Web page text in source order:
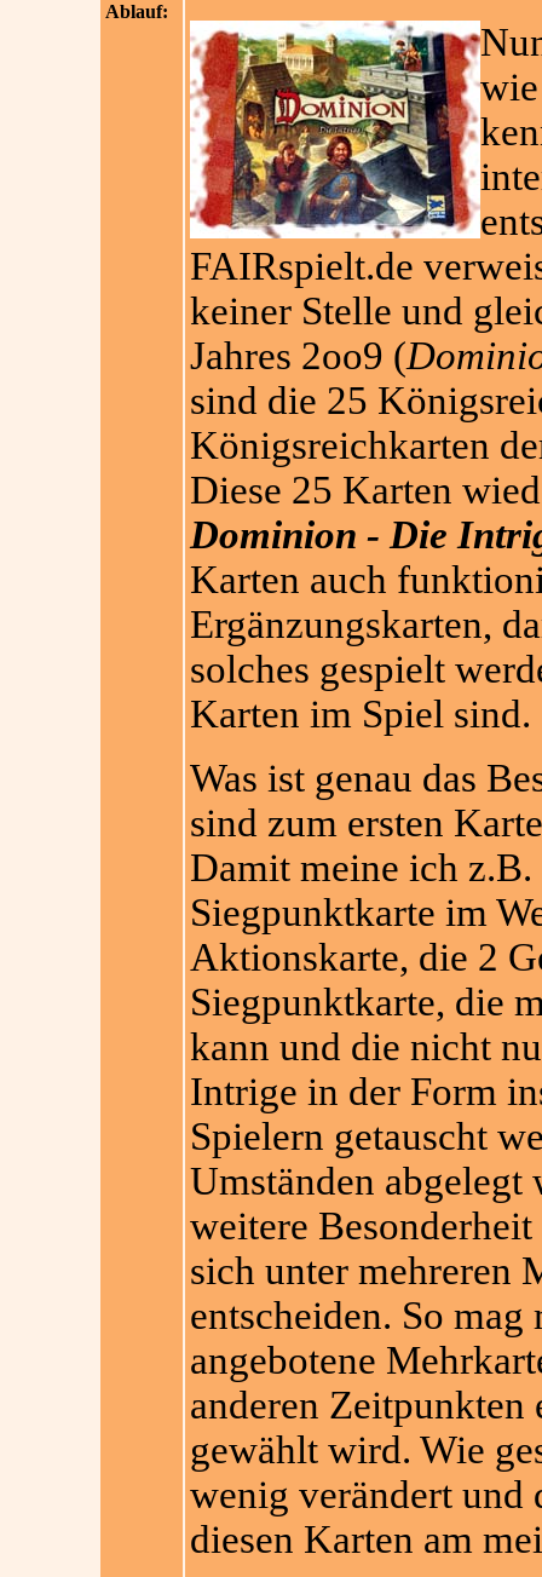
Ablauf:
FAIRspielt.de
keiner Stelle und
Jahres 2oo9 (
sind die 25
Königsreichkarten
Diese 25 Karten
Dominion - Die
Karten auch
Ergänzungskarten,
solches gespielt
Karten im Spiel sind.
Was ist genau das
sind zum ersten
Damit meine ich z.B.
Siegpunktkarte im
Aktionskarte, die 2
Siegpunktkarte, die
kann und die nicht
Intrige in der Form
Spielern getauscht
Umständen abgelegt
weitere
sich unter mehreren
entscheiden. So
angebotene
anderen
gewählt wird. Wie
wenig verändert und
diesen Karten am